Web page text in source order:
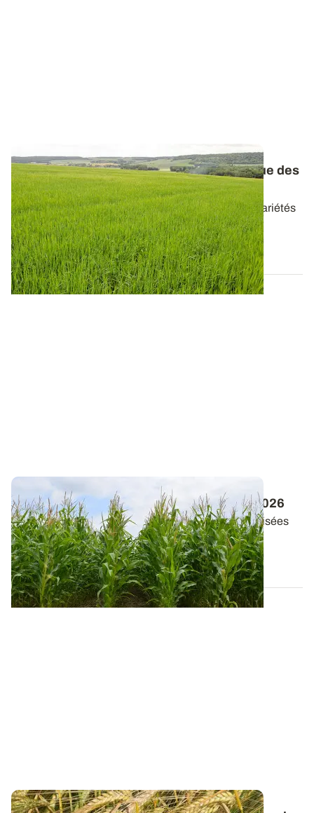
Orges d’hiver et de printemps : le catalogue des
variétés réactualisé
Retrouvez les caractéristiques de l’ensemble des variétés
d’orges disponibles en 2026...
20 AVR. 2026
Maïs en AB : les variétés disponibles en 2026
Retrouvez la liste des variétés de maïs commercialisées
en agriculture biologique en...
04 MARS 2026